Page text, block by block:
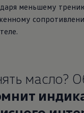
меньшему
масло?